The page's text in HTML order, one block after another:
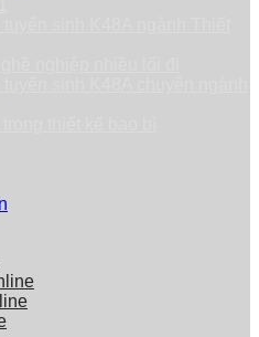
sinh K48A ngành Thiết
nghiệp nhiều lối đi
sinh K48A chuyên ngành
thiết kế bao bì